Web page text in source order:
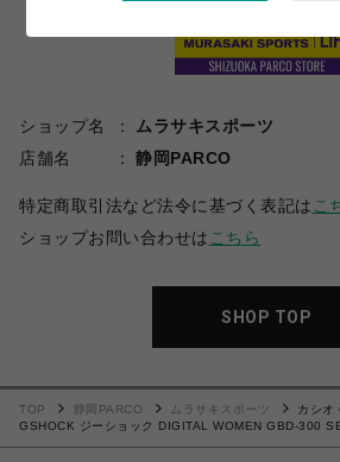
ショップ名
ムラサキスポーツ
店舗名
静岡PARCO
特定商取引法など法令に基づく表記は こ
ショップお問い合わせは こちら
SHOP TOP
TOP 静岡PARCO ムラサキスポーツ
カシオ
GSHOCK ジーショック DIGITAL WOMEN GBD-300